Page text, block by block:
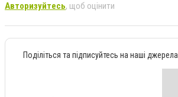
Авторизуйтесь, щоб оцінити
Поділіться та підписуйтесь на наші джерела